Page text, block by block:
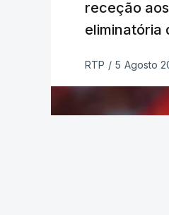
TÓPICOS
receção
eliminatória
RTP / 5 Agosto